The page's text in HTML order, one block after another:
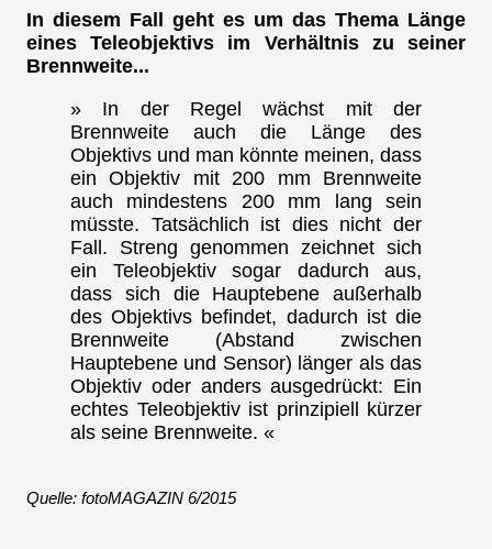
In diesem Fall geht es um das Thema Länge
eines Teleobjektivs im Verhältnis zu seiner
Brennweite...
» In der Regel wächst mit der
Brennweite auch die Länge des
Objektivs und man könnte meinen, dass
ein Objektiv mit 200 mm Brennweite
auch mindestens 200 mm lang sein
müsste. Tatsächlich ist dies nicht der
Fall. Streng genommen zeichnet sich
ein Teleobjektiv sogar dadurch aus,
dass sich die Hauptebene außerhalb
des Objektivs befindet, dadurch ist die
Brennweite (Abstand zwischen
Hauptebene und Sensor) länger als das
Objektiv oder anders ausgedrückt: Ein
echtes Teleobjektiv ist prinzipiell kürzer
als seine Brennweite. «
Quelle: fotoMAGAZIN 6/2015